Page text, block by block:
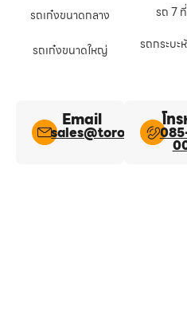
รถเก๋งขนาดกลาง
รถเก๋งขนาดใหญ่
รถ 7
รถกระบะ
Email โท